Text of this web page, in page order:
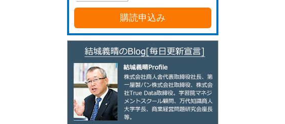
購読申込み